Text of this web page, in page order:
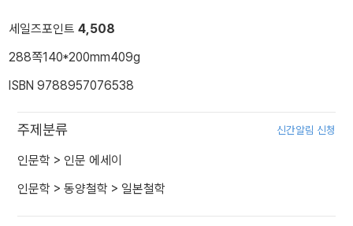
세일즈포인트 4,508
288쪽140*200mm409g
ISBN 9788957076538
주제분류 신간알림 신청
인문학 > 인문 에세이
인문학 > 동양철학 > 일본철학